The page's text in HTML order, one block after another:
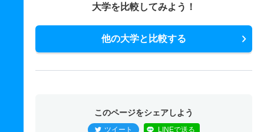
大学を比較してみよう！
他の大学と比較する
このページをシェアしよう
ツイート LINEで送る